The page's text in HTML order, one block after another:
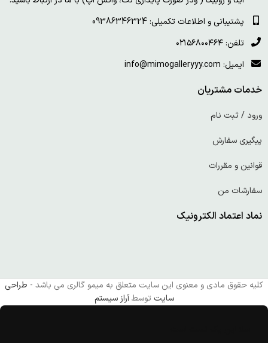
پشتیبانی و اطلاعات تکمیلی: 09386346324
تلفن: ۰۲۱۵۶۸۰۰۴۶۴
ایمیل: info@mimogalleryyy.com
خدمات مشتریان
ورود / ثبت نام
پیگیری سفارش
قوانین و مقررات
سفارشات من
نماد اعتماد الکترونیک
کلیه حقوق مادی و معنوی این سایت متعلق به میمو گالری می باشد - طراحی
سایت توسطآراز سیستم